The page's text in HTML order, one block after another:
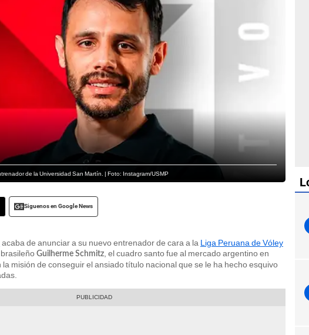
de la Universidad San Martín. | Foto: Instagram/USMP
Siguenos en Google News
acaba de anunciar a su nuevo entrenador de cara a la Liga Peruana de Vóley
brasileño Guilherme Schmitz , el cuadro santo fue al mercado argentino en
misión de conseguir el ansiado título nacional que se le ha hecho esquivo